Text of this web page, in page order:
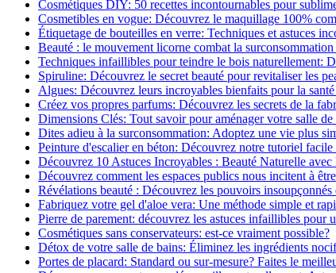
Cosmétiques DIY: 50 recettes incontournables pour
Cosmetibles en vogue: Découvrez le maquillage 100%
Étiquetage de bouteilles en verre: Techniques et astuces
Beauté : le mouvement licorne combat la surconsommation
Techniques infaillibles pour teindre le bois naturellement:
Spiruline: Découvrez le secret beauté pour revitaliser les
Algues: Découvrez leurs incroyables bienfaits pour la santé
Créez vos propres parfums: Découvrez les secrets de la
Dimensions Clés: Tout savoir pour aménager votre salle de
Dites adieu à la surconsommation: Adoptez une vie plus
Peinture d'escalier en béton: Découvrez notre tutoriel facile
Découvrez 10 Astuces Incroyables : Beauté Naturelle
Découvrez comment les espaces publics nous incitent à
Révélations beauté : Découvrez les pouvoirs
Fabriquez votre gel d'aloe vera: Une méthode simple et
Pierre de parement: découvrez les astuces infaillibles pour
Cosmétiques sans conservateurs: est-ce vraiment possible?
Détox de votre salle de bains: Éliminez les ingrédients
Portes de placard: Standard ou sur-mesure? Faites le